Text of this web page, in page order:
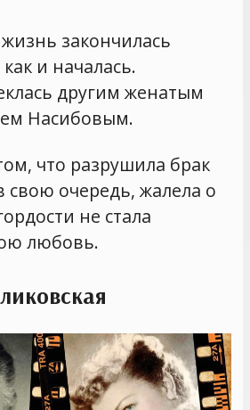
закончилась
и началась.
другим женатым
Насибовым.
что разрушила брак
свою очередь, жалела о
не стала
любовь.